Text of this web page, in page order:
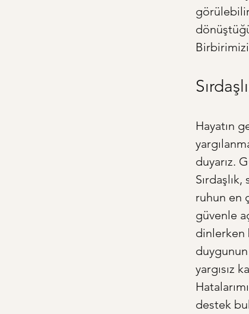
Hayatın
duyarız.
ruhun en
güvenle
dinlerken
duygunun
yargısız
destek